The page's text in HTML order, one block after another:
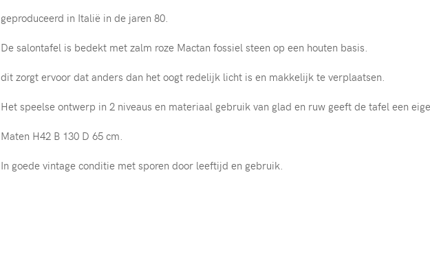
geproduceerd in Italië in de jaren 80.
De salontafel is bedekt met zalm roze Mactan fossiel steen op een houten basis.
dit zorgt ervoor dat anders dan het oogt redelijk licht is en makkelijk te verplaatsen.
Het speelse ontwerp in 2 niveaus en materiaal gebruik van glad en ruw geeft de tafel een
Maten H42 B 130 D 65 cm.
In goede vintage conditie met sporen door leeftijd en gebruik.